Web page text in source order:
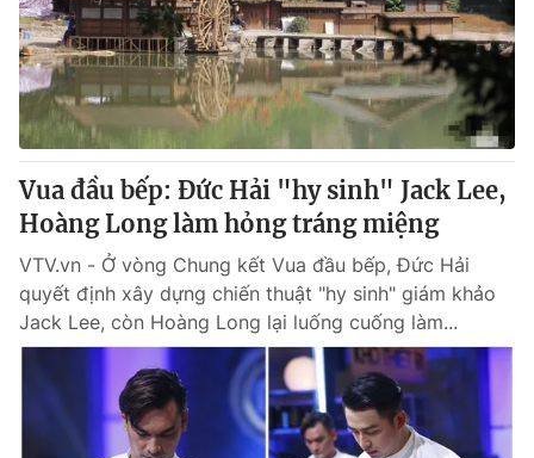
Thị trường 24h Tấm lòng Việt
VTV4 Vươn mình bằng AI
VTV9 VTV8
Liên hệ tòa soạn English
THỜI BÁO VTV
Theo dõi báo trên
Vua đầu bếp: Đức Hải "hy sinh" Jack Lee,
Hoàng Long làm hỏng tráng miệng
VTV.vn - Ở vòng Chung kết Vua đầu bếp, Đức Hải
quyết định xây dựng chiến thuật "hy sinh" giám khảo
Jack Lee, còn Hoàng Long lại luống cuống làm...